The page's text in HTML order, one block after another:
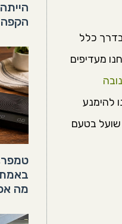
כלל
מעדיפים
להימנע
בטעם
באמת
מה